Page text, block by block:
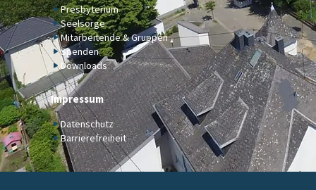
Presbyterium
Seelsorge
Mitarbeitende & Gruppen
Spenden
Downloads
Impressum
Datenschutz
Barrierefreiheit